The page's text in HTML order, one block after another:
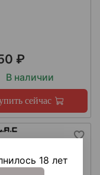
₽
В наличии
сейчас
18 лет